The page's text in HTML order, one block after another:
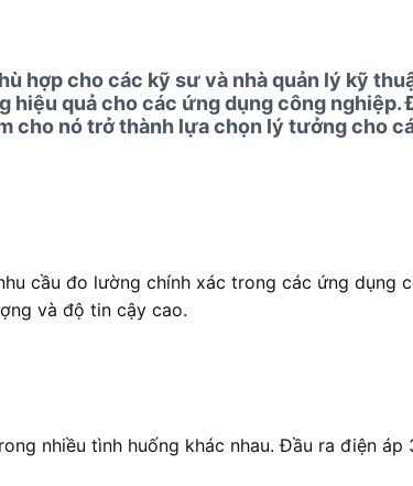
hợp cho các kỹ sư và nhà quản lý kỹ
hiệu quả cho các ứng dụng công nghiệp.
cho nó trở thành lựa chọn lý tưởng cho
cầu đo lường chính xác trong các ứng dụng
và độ tin cậy cao.
nhiều tình huống khác nhau. Đầu ra điện áp